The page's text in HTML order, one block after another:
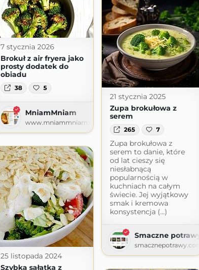
7 stycznia 2026
Brokuł z air fryera jako
prosty dodatek do
obiadu
38 5
MniamMniam
www.mniammniam.com
21 stycznia 2025
Zupa brokułowa z
serem
265 7
Zupa brokułowa z
serem to danie, które
od lat cieszy się
niesłabnącą
popularnością w
kuchniach na całym
świecie. Jej wyjątkowy
smak i kremowa
konsystencja (...)
Smaczne potrawy
smacznepotrawy.com
25 listopada 2024
Szybka sałatka z